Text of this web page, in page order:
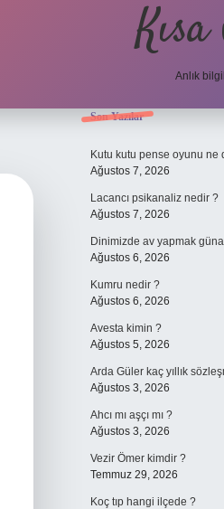
Anlık
Sidebar
Son Yazılar
Kutu kutu pense oyunu ne
Ağustos 7, 2026
Lacancı psikanaliz nedir ?
Ağustos 7, 2026
Dinimizde av yapmak
Ağustos 6, 2026
Kumru nedir ?
Ağustos 6, 2026
Avesta kimin ?
Ağustos 5, 2026
Arda Güler kaç yıllık
Ağustos 3, 2026
Ahcı mı aşçı mı ?
Ağustos 3, 2026
Vezir Ömer kimdir ?
Temmuz 29, 2026
Koç tıp hangi ilçede ?